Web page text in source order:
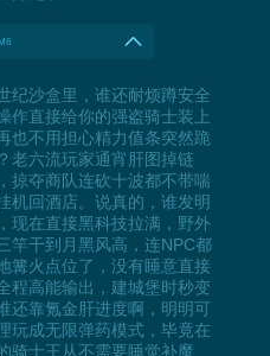
纪沙盒里，谁还耐烦蹲安全
作直接给你的强盗骑士装上
也不用担心精力值条突然跪
老六流玩家通宵肝图掉链
掠夺商队连砍十波都不带喘
机回酒店。说真的，谁发明
现在直接黑科技拉满，野外
竿干到月黑风高，连NPC都
篝火点位了，没有睡意直接
程高能输出，建城堡时秒变
还靠氪金肝进度啊，明明可
玩成无限弹药模式，毕竟在
骑士王从不需要睡觉补魔